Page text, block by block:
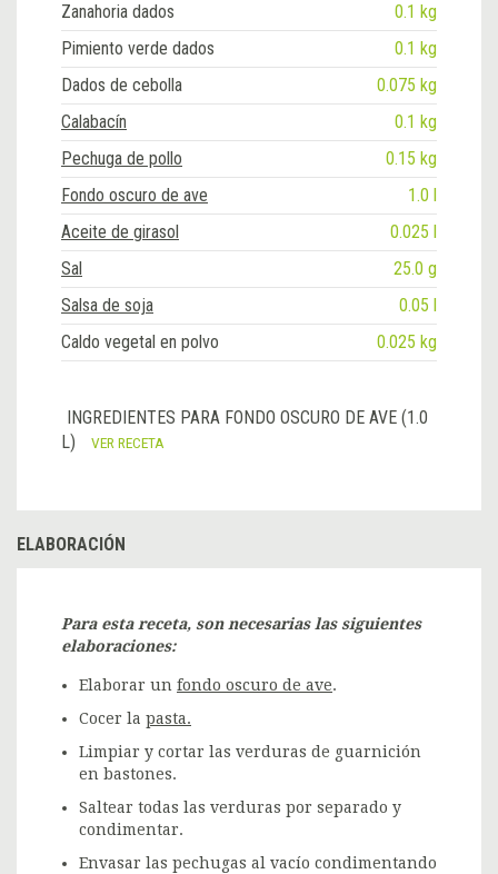
Zanahoria dados
0.1 kg
Pimiento verde dados
0.1 kg
Dados de cebolla
0.075 kg
Calabacín
0.1 kg
Pechuga de pollo
0.15 kg
Fondo oscuro de ave
1.0 l
Aceite de girasol
0.025 l
Sal
25.0 g
Salsa de soja
0.05 l
Caldo vegetal en polvo
0.025 kg
INGREDIENTES PARA FONDO OSCURO DE AVE (1.0
L)
VER RECETA
ELABORACIÓN
Para esta receta, son necesarias las siguientes
elaboraciones:
Elaborar un fondo oscuro de ave.
Cocer la pasta.
Limpiar y cortar las verduras de guarnición
en bastones.
Saltear todas las verduras por separado y
condimentar.
Envasar las pechugas al vacío condimentando